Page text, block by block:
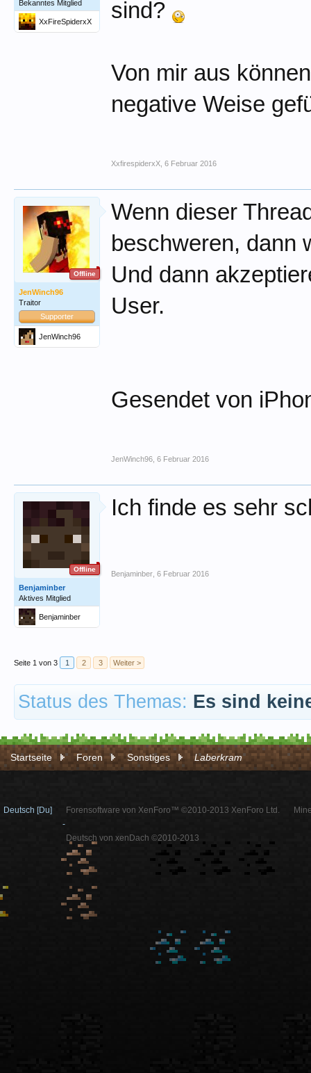
Bekanntes Mitglied
XxFireSpiderxX sind?
Von mir aus
negative Weise
XxfirespiderxX 6 Februar 2016
Offline
JenWinch96
Traitor
Supporter
JenWinch96
Wenn dieser
beschweren, dann
Und dann
User.
Gesendet von
JenWinch96 6 Februar 2016
Offline
Benjaminber
Aktives Mitglied
Benjaminber
Ich finde es sehr
Benjaminber 6 Februar 2016
Seite 1 von 3 1 2 3 Weiter >
Status des Themas: Es sind
Startseite Foren Sonstiges Laberkram
Deutsch [Du]
Forensoftware von XenForo™ ©2010-2013 XenForo Ltd.
-
Deutsch von xenDach ©2010-2013